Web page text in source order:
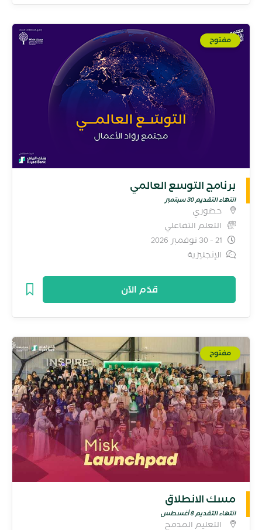
مفتوح
برنامج التوسع العالمي
انتهاء التقديم 30 سبتمبر
حضوري
التعلم التفاعلي
21 - 30 نوفمبر 2026
الإنجليزية
قدّم الآن
مفتوح
مسك الانطلاق
انتهاء التقديم 8 أغسطس
التعليم المدمج